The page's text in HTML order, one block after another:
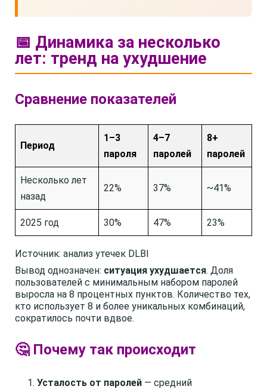
📅 Динамика за несколько
лет: тренд на ухудшение
Сравнение показателей
Период
1–3
пароля
4–7
паролей
8+
паролей
Несколько лет
назад
22% 37% ~41%
2025 год 30% 47% 23%
Источник: анализ утечек DLBI
Вывод однозначен: ситуация ухудшается. Доля
пользователей с минимальным набором паролей
выросла на 8 процентных пунктов. Количество тех,
кто использует 8 и более уникальных комбинаций,
сократилось почти вдвое.
🤔 Почему так происходит
Усталость от паролей — средний